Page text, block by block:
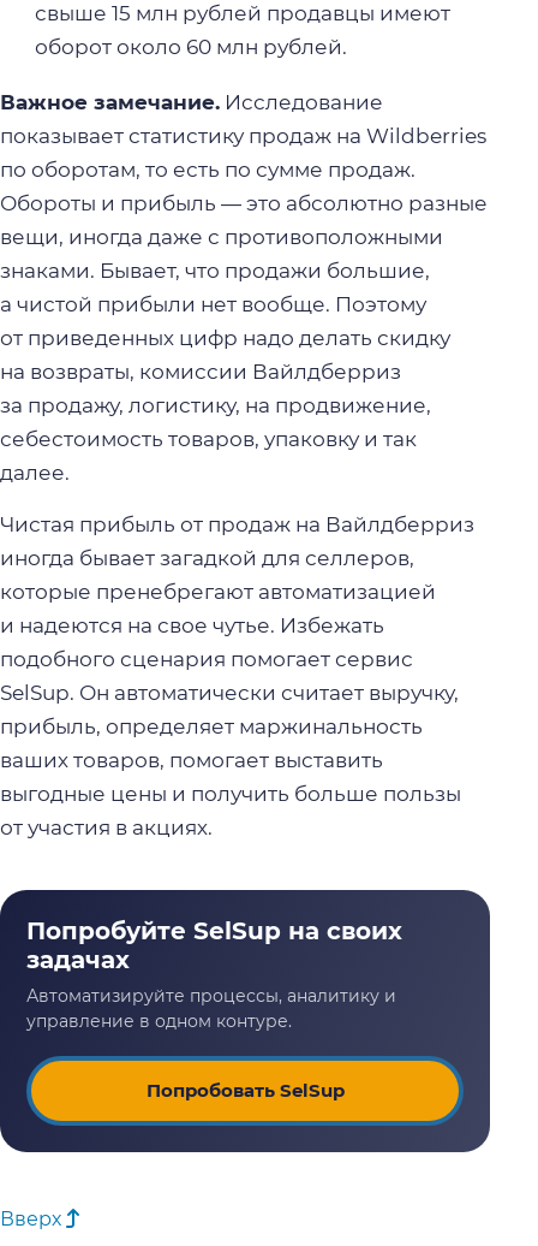
свыше 15 млн рублей продавцы имеют
оборот около 60 млн рублей.
Важное замечание. Исследование
показывает статистику продаж на Wildberries
по оборотам, то есть по сумме продаж.
Обороты и прибыль — это абсолютно разные
вещи, иногда даже с противоположными
знаками. Бывает, что продажи большие,
а чистой прибыли нет вообще. Поэтому
от приведенных цифр надо делать скидку
на возвраты, комиссии Вайлдберриз
за продажу, логистику, на продвижение,
себестоимость товаров, упаковку и так
далее.
Чистая прибыль от продаж на Вайлдберриз
иногда бывает загадкой для селлеров,
которые пренебрегают автоматизацией
и надеются на свое чутье. Избежать
подобного сценария помогает сервис
SelSup. Он автоматически считает выручку,
прибыль, определяет маржинальность
ваших товаров, помогает выставить
выгодные цены и получить больше пользы
от участия в акциях.
Попробовать SelSup
Вверх